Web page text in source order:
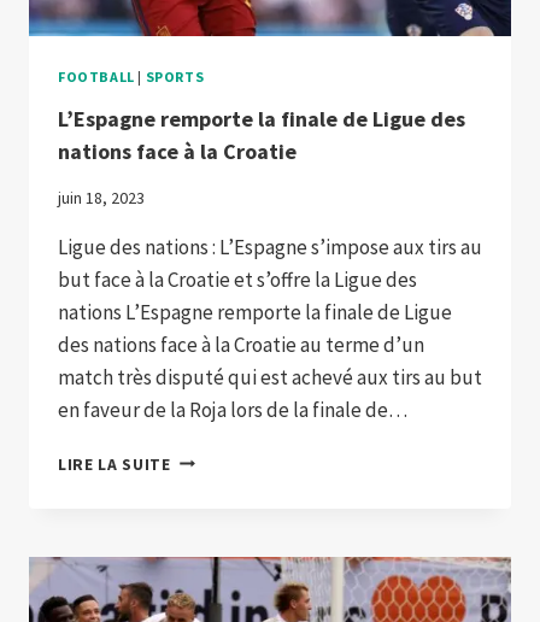
FOOTBALL | SPORTS
L’Espagne remporte la finale de Ligue des
nations face à la Croatie
juin 18, 2023
Ligue des nations : L’Espagne s’impose aux tirs au
but face à la Croatie et s’offre la Ligue des
nations L’Espagne remporte la finale de Ligue
des nations face à la Croatie au terme d’un
match très disputé qui est achevé aux tirs au but
en faveur de la Roja lors de la finale de…
LIRE LA SUITEL’ESPAGNE
DE
LIGUE
DES